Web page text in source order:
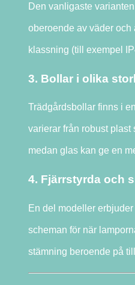
Den vanligaste
oberoende av väder och
klassning (till exempel
3. Bollar i olika
Trädgårdsbollar finns i
varierar från robust
medan glas kan ge en
4. Fjärrstyrda och
En del modeller
scheman för när
stämning beroende på